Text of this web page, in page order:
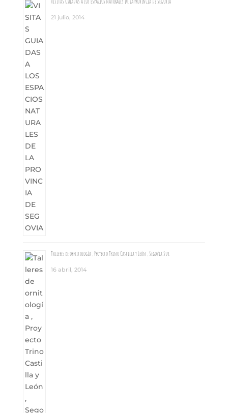
21 julio, 2014
Talleres de ornitología , Proyecto Trino Castilla y León , Segovia Sur.
16 abril, 2014